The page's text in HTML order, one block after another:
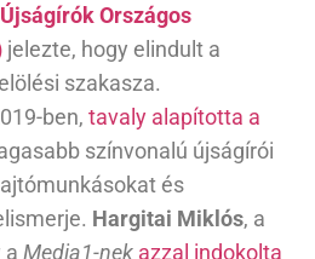
Országos
jelezte, hogy elindult a
szakasza.
ben, tavaly alapította a
színvonalú újságírói
és
Hargitai Miklós, a
a Media1-nek azzal indokolta